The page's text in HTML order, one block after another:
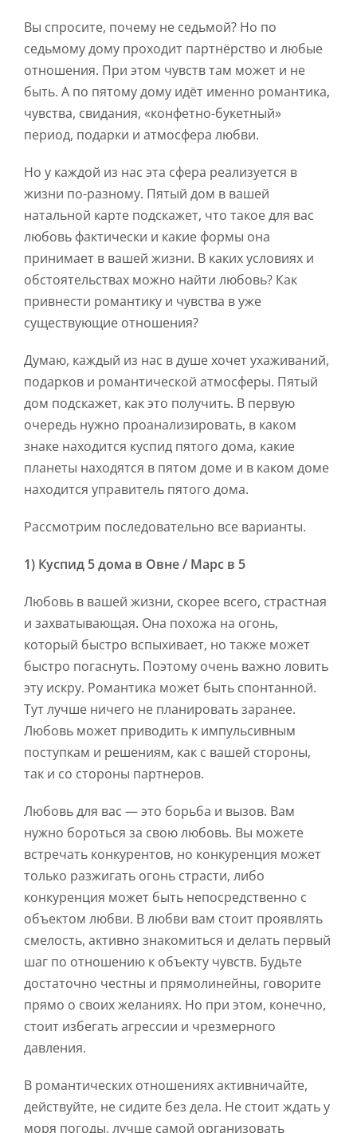
Вы спросите, почему не седьмой? Но по
седьмому дому проходит партнёрство и любые
отношения. При этом чувств там может и не
быть. А по пятому дому идёт именно романтика,
чувства, свидания, «конфетно-букетный»
период, подарки и атмосфера любви.
Но у каждой из нас эта сфера реализуется в
жизни по-разному. Пятый дом в вашей
натальной карте подскажет, что такое для вас
любовь фактически и какие формы она
принимает в вашей жизни. В каких условиях и
обстоятельствах можно найти любовь? Как
привнести романтику и чувства в уже
существующие отношения?
Думаю, каждый из нас в душе хочет ухаживаний,
подарков и романтической атмосферы. Пятый
дом подскажет, как это получить. В первую
очередь нужно проанализировать, в каком
знаке находится куспид пятого дома, какие
планеты находятся в пятом доме и в каком доме
находится управитель пятого дома.
Рассмотрим последовательно все варианты.
1) Куспид 5 дома в Овне / Марс в 5
Любовь в вашей жизни, скорее всего, страстная
и захватывающая. Она похожа на огонь,
который быстро вспыхивает, но также может
быстро погаснуть. Поэтому очень важно ловить
эту искру. Романтика может быть спонтанной.
Тут лучше ничего не планировать заранее.
Любовь может приводить к импульсивным
поступкам и решениям, как с вашей стороны,
так и со стороны партнеров.
Любовь для вас — это борьба и вызов. Вам
нужно бороться за свою любовь. Вы можете
встречать конкурентов, но конкуренция может
только разжигать огонь страсти, либо
конкуренция может быть непосредственно с
объектом любви. В любви вам стоит проявлять
смелость, активно знакомиться и делать первый
шаг по отношению к объекту чувств. Будьте
достаточно честны и прямолинейны, говорите
прямо о своих желаниях. Но при этом, конечно,
стоит избегать агрессии и чрезмерного
давления.
В романтических отношениях активничайте,
действуйте, не сидите без дела. Не стоит ждать у
моря погоды, лучше самой организовать